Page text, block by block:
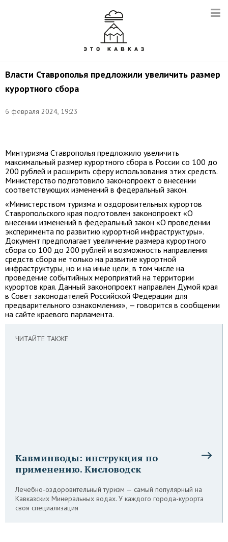
Власти Ставрополья предложили увеличить размер
курортного сбора
6 февраля 2024, 19:23
Елена
Минтуризма Ставрополья предложило увеличить
максимальный размер курортного сбора в России со 100 до
200 рублей и расширить сферу использования этих средств.
Министерство подготовило законопроект о внесении
соответствующих изменений в федеральный закон.
«Министерством туризма и оздоровительных курортов
Ставропольского края подготовлен законопроект «О
внесении изменений в федеральный закон «О проведении
эксперимента по развитию курортной инфраструктуры».
Документ предполагает увеличение размера курортного
сбора со 100 до 200 рублей и возможность направления
средств сбора не только на развитие курортной
инфраструктуры, но и на иные цели, в том числе на
проведение событийных мероприятий на территории
курортов края. Данный законопроект направлен Думой края
в Совет законодателей Российской Федерации для
предварительного ознакомления», — говорится в сообщении
на сайте краевого парламента.
ЧИТАЙТЕ ТАКЖЕ
Кавминводы: инструкция по
применению. Кисловодск
Лечебно-оздоровительный туризм — самый популярный на
Кавказских Минеральных водах. У каждого города-курорта
своя специализация